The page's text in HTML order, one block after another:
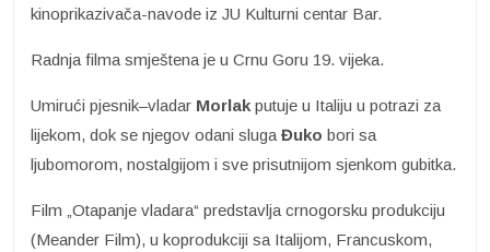
kinoprikazivača-navode iz JU Kulturni centar Bar.
Radnja filma smještena je u Crnu Goru 19. vijeka.
Umirući pjesnik–vladar Morlak putuje u Italiju u potrazi za
lijekom, dok se njegov odani sluga Đuko bori sa
ljubomorom, nostalgijom i sve prisutnijom sjenkom gubitka.
Film „Otapanje vladara“ predstavlja crnogorsku produkciju
(Meander Film), u koprodukciji sa Italijom, Francuskom,